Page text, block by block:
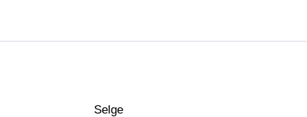
Selge